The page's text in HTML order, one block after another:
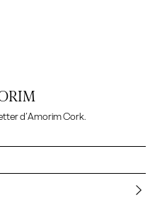
d’Amorim Cork.